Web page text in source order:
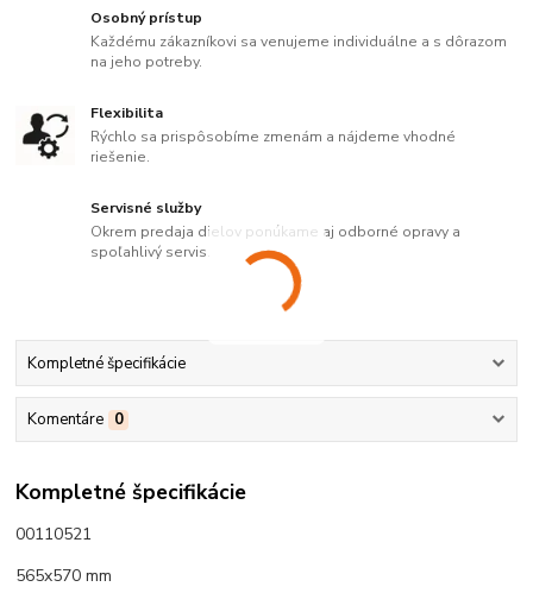
Osobný prístup
Každému zákazníkovi sa venujeme individuálne a s dôrazom
na jeho potreby.
Flexibilita
Rýchlo sa prispôsobíme zmenám a nájdeme vhodné
riešenie.
Servisné služby
Okrem predaja dielov ponúkame aj odborné opravy a
spoľahlivý servis.
Kompletné špecifikácie
Komentáre 0
Kompletné špecifikácie
00110521
565x570 mm